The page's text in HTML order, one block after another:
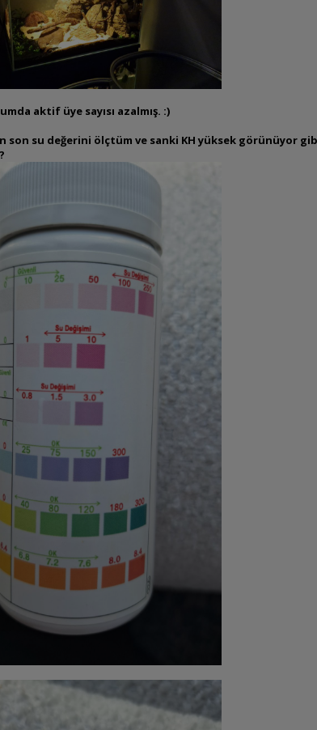
aktif üye sayısı azalmış. :)
son su değerini ölçtüm ve sanki KH yüksek görünüyor